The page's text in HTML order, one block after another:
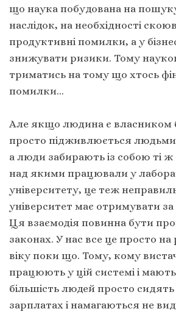
що наука побудована на
наслідок, на необхідності
продуктивні помилки, а у
знижувати ризики. Тому
триматись на тому що хтось
помилки…
Але якщо людина є власником
просто підживлюється людьми
а люди забирають із собою ті ж
над якими працювали у
університету, це теж
університет має отримувати за
Ця взаємодія повинна бути
законах. У нас все це просто на
віку поки що. Тому, кому
працюють у цій системі і мають
більшість людей просто сидять
зарплатах і намагаються не